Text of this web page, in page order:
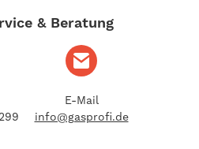
& Beratung
E-Mail
info@gasprofi.de